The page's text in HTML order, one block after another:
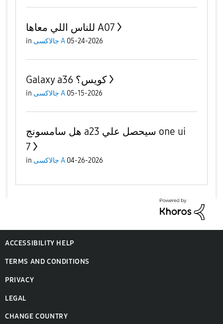
للناس اللي معاها A07
in جالاكسى A 05-24-2026
Galaxy a36 كويس؟
in جالاكسى A 05-15-2026
هل سامسونج a23 سيحصل علي one ui
7
in جالاكسى A 04-26-2026
ACCESSIBILITY HELP
TERMS AND CONDITIONS
PRIVACY
LEGAL
CHANGE COUNTRY